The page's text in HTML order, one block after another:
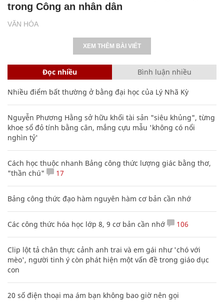
VĂN HÓA
trong Công an nhân dân
XEM THÊM BÀI VIẾT
Đọc nhiều Bình luận nhiều
Nhiều điểm bất thường ở bằng đại học của Lý Nhã Kỳ
Nguyễn Phương Hằng sở hữu khối tài sản "siêu khủng", từng
khoe sổ đỏ tính bằng cân, mắng cựu mẫu 'không có nổi
nghìn tỷ'
Cách học thuộc nhanh Bảng công thức lượng giác bằng thơ,
"thần chú"
17
Bảng công thức đạo hàm nguyên hàm cơ bản cần nhớ
Các công thức hóa học lớp 8, 9 cơ bản cần nhớ 106
Clip lột tả chân thực cảnh anh trai và em gái như 'chó với
mèo', người tinh ý còn phát hiện một vấn đề trong giáo dục
con
20 số điện thoại ma ám bạn không bao giờ nên gọi